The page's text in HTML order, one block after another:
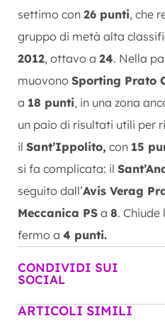
settimo con 26 punti, che
gruppo di metà alta
2012, ottavo a 24. Nella
muovono Sporting Prato
a 18 punti, in una zona
un paio di risultati utili per
il Sant’Ippolito, con 15
si fa complicata: il
seguito dall’Avis Verag
Meccanica PS a 8. Chiude
fermo a 4 punti.
CONDIVIDI SUI
SOCIAL
ARTICOLI SIMILI